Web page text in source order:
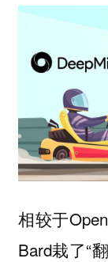
相较于
Bard栽了“